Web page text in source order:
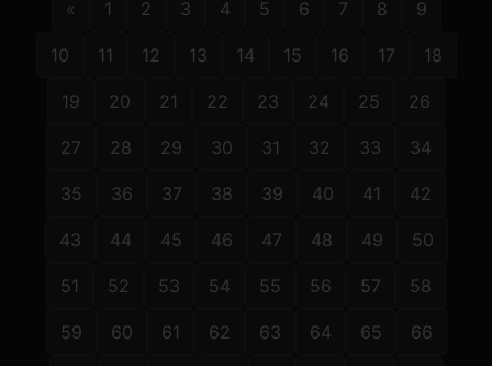
« 1 2 3 4 5 6 7 8 9
10 11 12 13 14 15 16 17 18
19 20 21 22 23 24 25 26
27 28 29 30 31 32 33 34
35 36 37 38 39 40 41 42
43 44 45 46 47 48 49 50
51 52 53 54 55 56 57 58
59 60 61 62 63 64 65 66